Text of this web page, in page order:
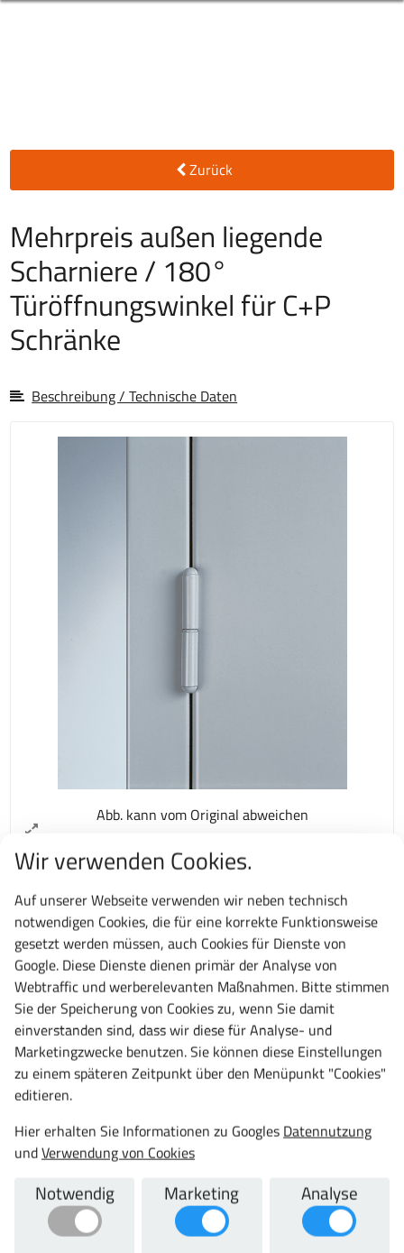
Zurück
Mehrpreis außen liegende
Scharniere / 180°
Türöffnungswinkel für C+P
Schränke
Beschreibung / Technische Daten
Abb. kann vom Original abweichen
Artikelnummer:0005
Lieferung:i.d.R.20 Tage frei Bordsteinkante
107,64 €
128,09 € inkl. MwSt.
St.
Artikelbeschreibung
Wir verwenden Cookies.
Auf unserer Webseite verwenden wir neben technisch
notwendigen Cookies, die für eine korrekte Funktionsweise
gesetzt werden müssen, auch Cookies für Dienste von
Google. Diese Dienste dienen primär der Analyse von
Webtraffic und werberelevanten Maßnahmen. Bitte stimmen
Sie der Speicherung von Cookies zu, wenn Sie damit
einverstanden sind, dass wir diese für Analyse- und
Marketingzwecke benutzen. Sie können diese Einstellungen
zu einem späteren Zeitpunkt über den Menüpunkt "Cookies"
editieren.
Hier erhalten Sie Informationen zu Googles Datennutzung
undVerwendung von Cookies
Notwendig Marketing Analyse